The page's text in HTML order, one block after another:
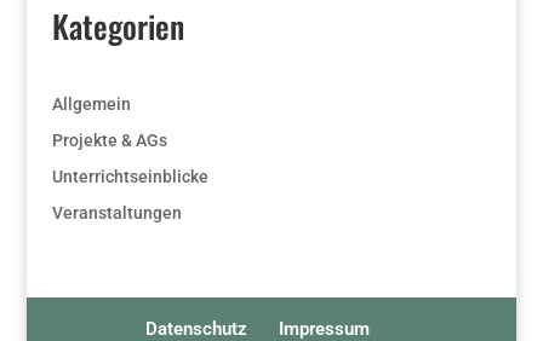
Kategorien
Allgemein
Projekte & AGs
Unterrichtseinblicke
Veranstaltungen
Datenschutz Impressum